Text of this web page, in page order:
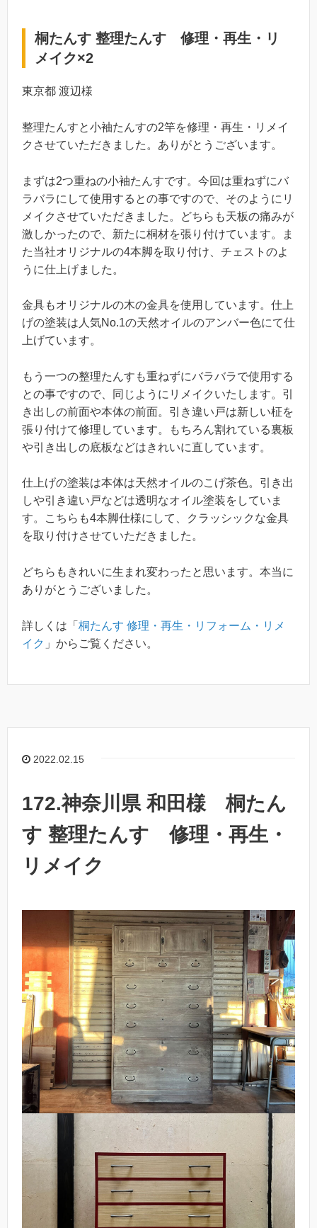
桐たんす 整理たんす 修理・再生・リ
メイク×2
東京都 渡辺様
整理たんすと小袖たんすの2竿を修理・再生・リメイ
クさせていただきました。ありがとうございます。
まずは2つ重ねの小袖たんすです。今回は重ねずにバ
ラバラにして使用するとの事ですので、そのようにリ
メイクさせていただきました。どちらも天板の痛みが
激しかったので、新たに桐材を張り付けています。ま
た当社オリジナルの4本脚を取り付け、チェストのよ
うに仕上げました。
金具もオリジナルの木の金具を使用しています。仕上
げの塗装は人気No.1の天然オイルのアンバー色にて仕
上げています。
もう一つの整理たんすも重ねずにバラバラで使用する
との事ですので、同じようにリメイクいたします。引
き出しの前面や本体の前面。引き違い戸は新しい柾を
張り付けて修理しています。もちろん割れている裏板
や引き出しの底板などはきれいに直しています。
仕上げの塗装は本体は天然オイルのこげ茶色。引き出
しや引き違い戸などは透明なオイル塗装をしていま
す。こちらも4本脚仕様にして、クラッシックな金具
を取り付けさせていただきました。
どちらもきれいに生まれ変わったと思います。本当に
ありがとうございました。
詳しくは「 桐たんす 修理・再生・リフォーム・リメ
イク 」からご覧ください。
2022.02.15
172.神奈川県 和田様 桐たん
す 整理たんす 修理・再生・
リメイク